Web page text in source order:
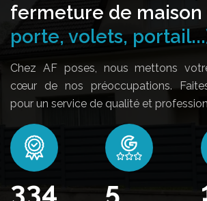
fermeture de maison
porte, volets,
Chez AF poses, nous mettons
cœur de nos préoccupations.
pour un service de qualité et
384 5